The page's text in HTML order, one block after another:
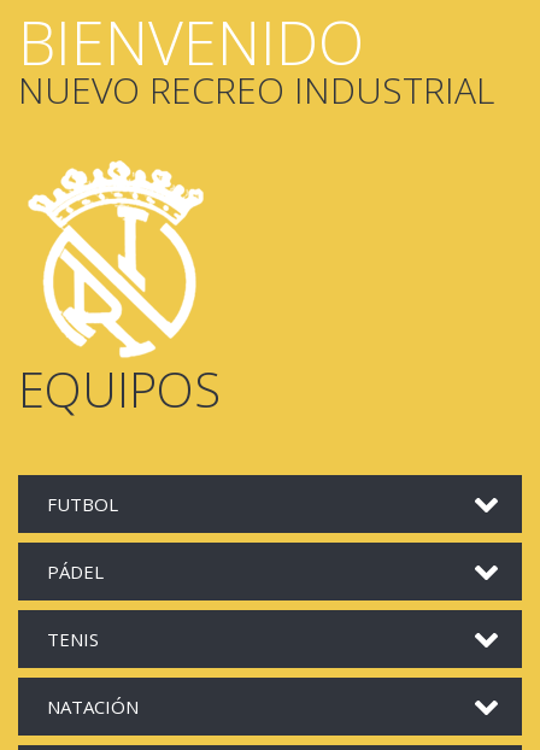
BIENVENIDO
NUEVO RECREO INDUSTRIAL
EQUIPOS
FUTBOL
PÁDEL
TENIS
NATACIÓN